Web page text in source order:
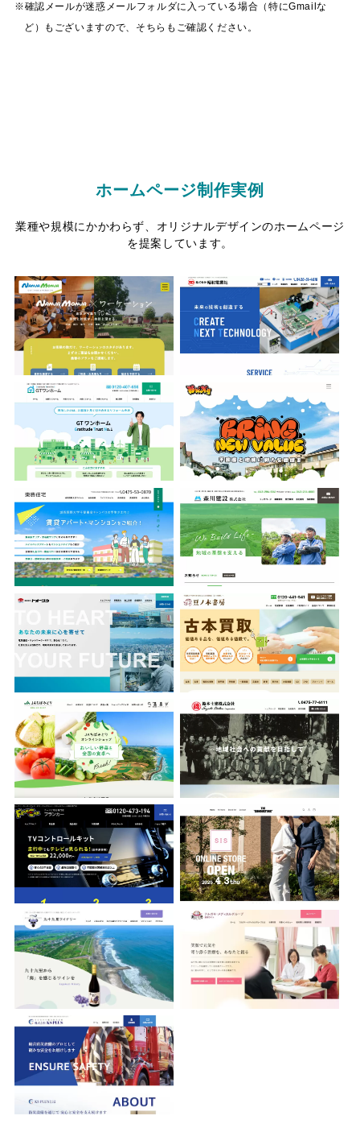
確認メールが迷惑メールフォルダに入っている場合（特にGmailな
ど）もございますので、そちらもご確認ください。
ホームページ制作実例
業種や規模にかかわらず、オリジナルデザインのホームページ
を提案しています。
MONJA
株式会社GTワンホーム 株式会社Bring
有限会社東豊住宅 森川建設株式会社
株式会社トオーツウ 豆ノ木書房
ちばみどり農業協同組合 鈴木土建株式会社
フランカー株式会社 THE CONDUCTORS
九十九里ワイナリー フルガキ・メディカルグループ
株式会社KS PLUS